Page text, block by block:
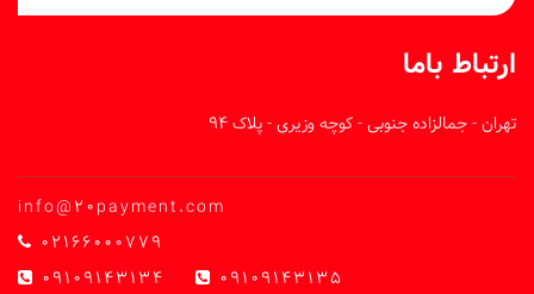
ارتباط باما
تهران - جمالزاده جنوبی - کوچه وزیری - پلاک 94
info@20payment.com
02166000779
09109143134
09109143135